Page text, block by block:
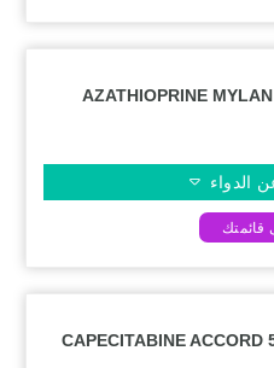
AZATHIOPRINE
الدواء
CAPECITABINE